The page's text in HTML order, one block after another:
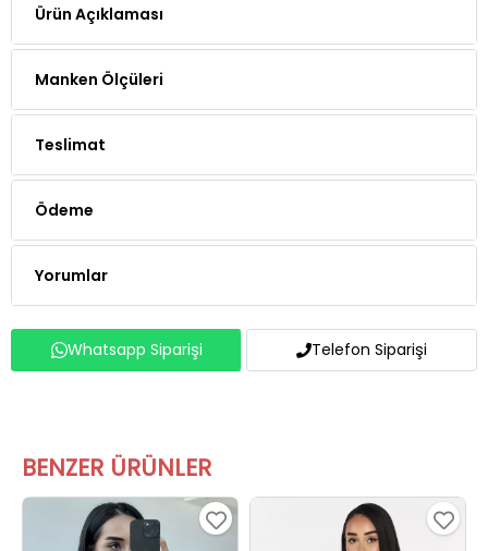
Ürün Açıklaması
Manken Ölçüleri
Teslimat
Ödeme
Yorumlar
Whatsapp Siparişi Telefon Siparişi
BENZER ÜRÜNLER